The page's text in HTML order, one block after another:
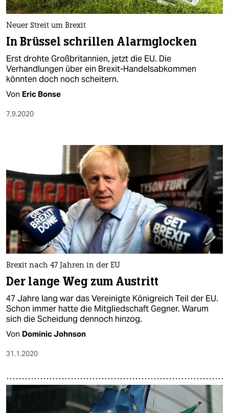
nord
wahrheit
verlag
verlag
veranstaltungen
unterstützen
abo
genossenschaft
epaper login
Neuer Streit um Brexit
In Brüssel schrillen Alarmglocken
Erst drohte Großbritannien, jetzt die EU. Die
Verhandlungen über ein Brexit-Handelsabkommen
könnten doch noch scheitern.
Von Eric Bonse
7.9.2020
Brexit nach 47 Jahren in der EU
Der lange Weg zum Austritt
47 Jahre lang war das Vereinigte Königreich Teil der EU.
Schon immer hatte die Mitgliedschaft Gegner. Warum
sich die Scheidung dennoch hinzog.
Von Dominic Johnson
31.1.2020